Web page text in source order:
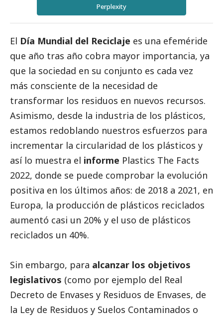
Perplexity
El Día Mundial del Reciclaje es una efeméride
que año tras año cobra mayor importancia, ya
que la sociedad en su conjunto es cada vez
más consciente de la necesidad de
transformar los residuos en nuevos recursos.
Asimismo, desde la industria de los plásticos,
estamos redoblando nuestros esfuerzos para
incrementar la circularidad de los plásticos y
así lo muestra el informe Plastics The Facts
2022, donde se puede comprobar la evolución
positiva en los últimos años: de 2018 a 2021, en
Europa, la producción de plásticos reciclados
aumentó casi un 20% y el uso de plásticos
reciclados un 40%.
Sin embargo, para alcanzar los objetivos
legislativos (como por ejemplo del Real
Decreto de Envases y Residuos de Envases, de
la Ley de Residuos y Suelos Contaminados o